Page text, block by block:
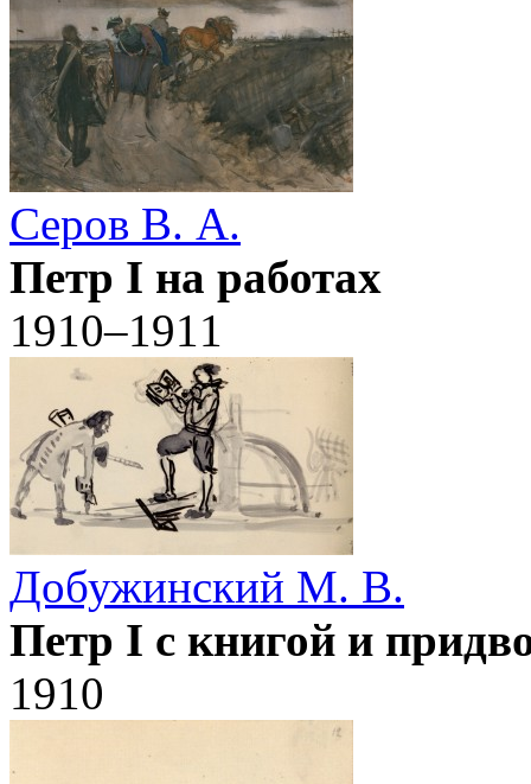
Серов В. А.
Петр I на работах
1910–1911
Добужинский М. В.
Петр I с книгой и
1910